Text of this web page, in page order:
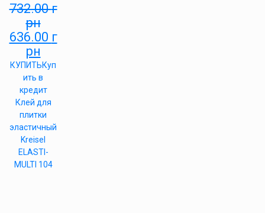
732.00г
рн
636.00 г
рн
КУПИТЬКуп
ить в
кредит
Клей для
плитки
эластичный
Kreisel
ELASTI-
MULTI 104